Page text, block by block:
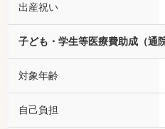
出産祝い
子ども・学生等医療費助成（通院
対象年齢
自己負担